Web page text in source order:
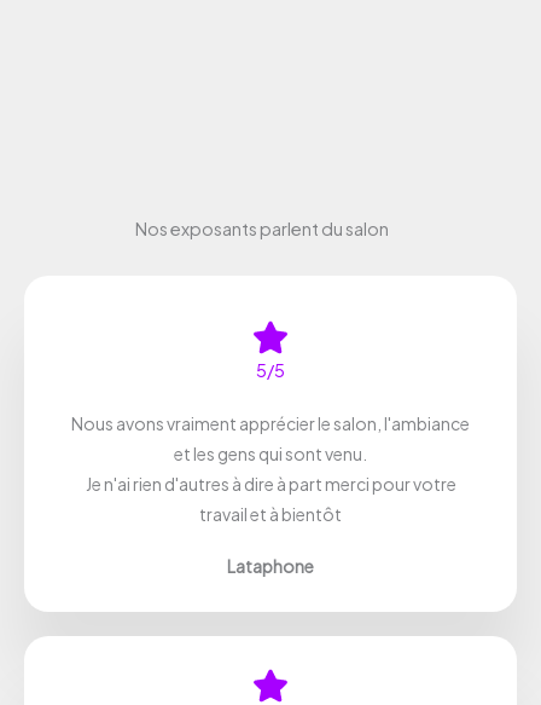
Nos exposants parlent du salon
5/5
Nous avons vraiment apprécier le salon, l'ambiance
et les gens qui sont venu.
Je n'ai rien d'autres à dire à part merci pour votre
travail et à bientôt
Lataphone